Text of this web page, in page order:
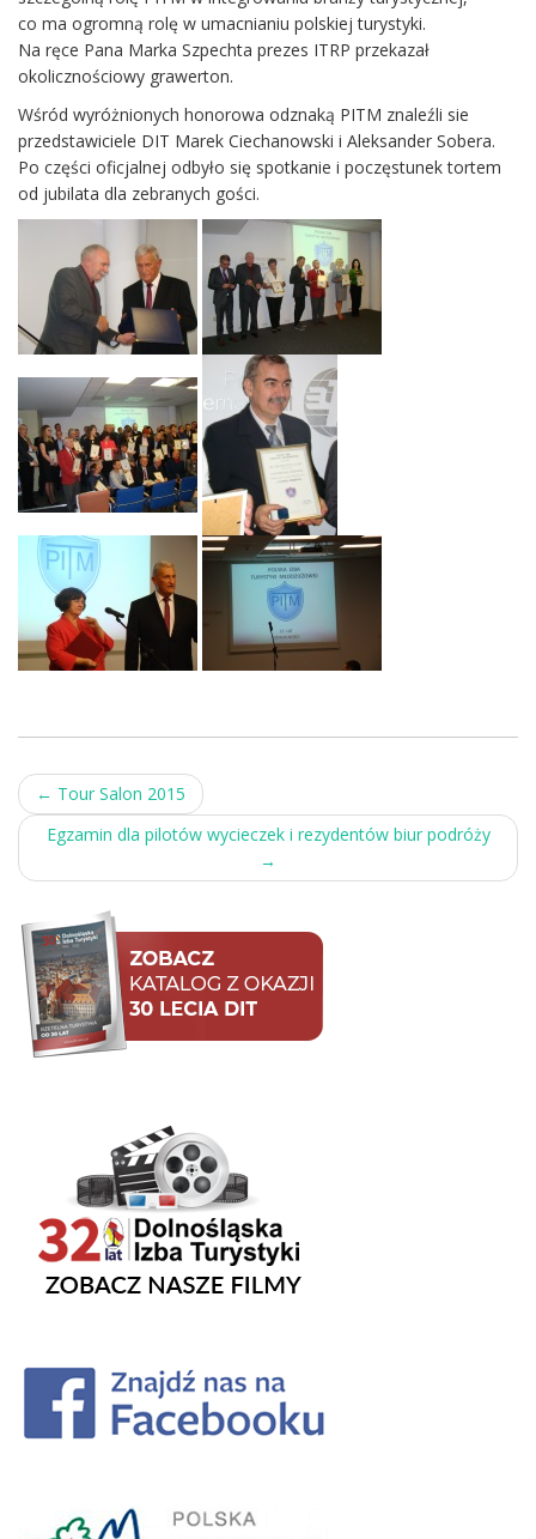
co ma ogromną rolę w umacnianiu polskiej turystyki.
Na ręce Pana Marka Szpechta prezes ITRP przekazał
okolicznościowy grawerton.
Wśród wyróżnionych honorowa odznaką PITM znaleźli sie
przedstawiciele DIT Marek Ciechanowski i Aleksander Sobera.
Po części oficjalnej odbyło się spotkanie i poczęstunek tortem
od jubilata dla zebranych gości.
Post
navigation
← Tour Salon 2015
Egzamin dla pilotów wycieczek i rezydentów biur podróży
→